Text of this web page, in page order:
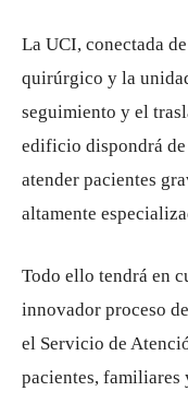
La UCI, conectada
quirúrgico y la
seguimiento y el
edificio dispondrá
atender pacientes
altamente
Todo ello tendrá en
innovador proceso
el Servicio de
pacientes, familiares